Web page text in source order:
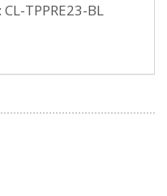
TPPRE23-BL